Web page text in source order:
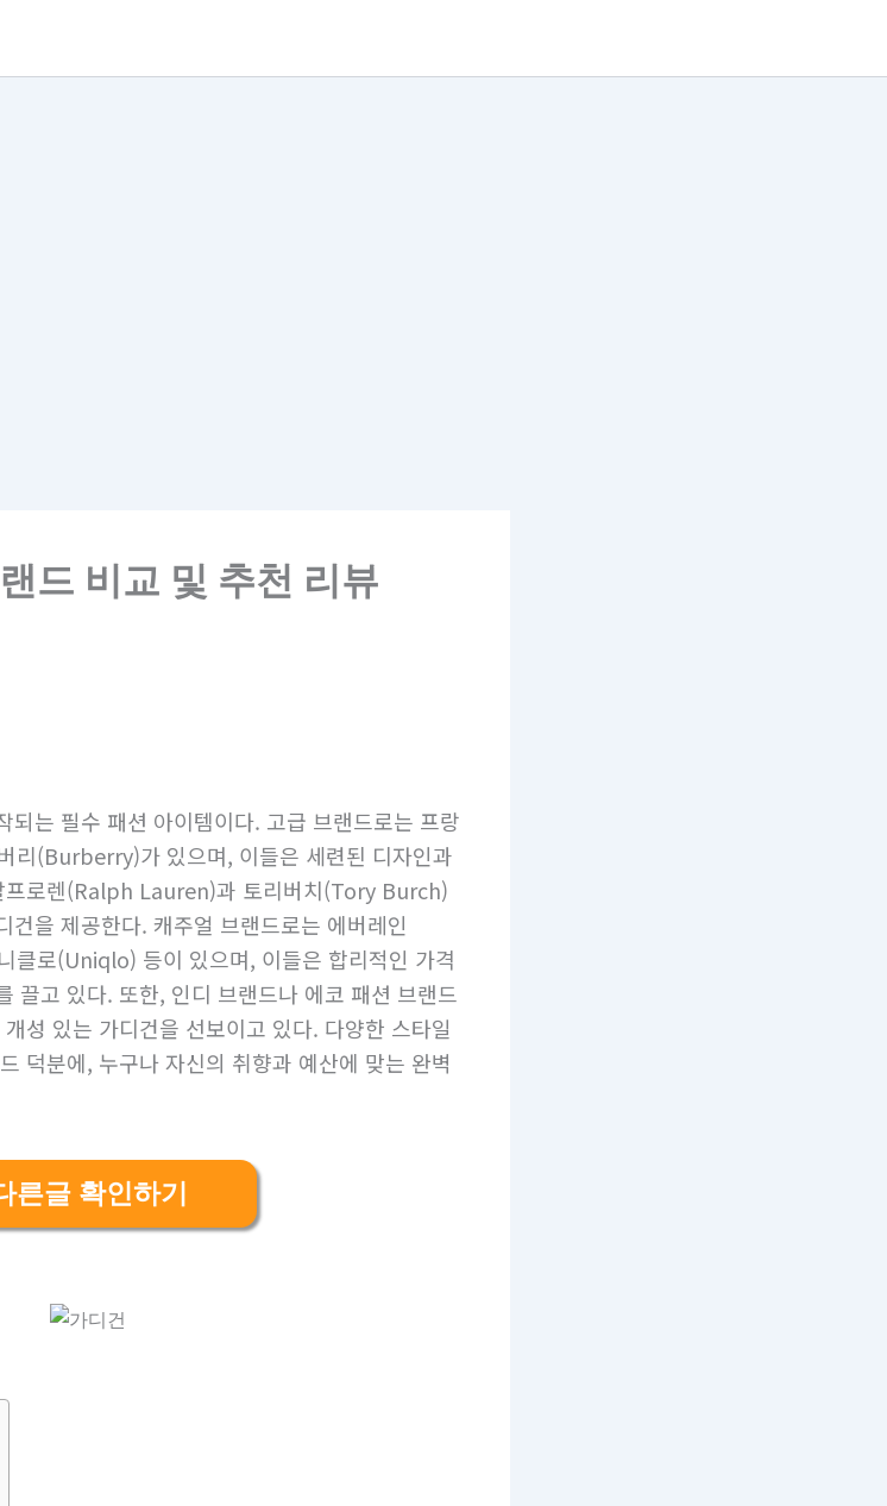
드 비교 및 추천 리뷰
되는 필수 패션 아이템이다. 고급 브랜드로는 프랑
리(Burberry)가 있으며, 이들은 세련된 디자인과
프로렌(Ralph Lauren)과 토리버치(Tory Burch)
건을 제공한다. 캐주얼 브랜드로는 에버레인
로(Uniqlo) 등이 있으며, 이들은 합리적인 가격
끌고 있다. 또한, 인디 브랜드나 에코 패션 브랜드
성 있는 가디건을 선보이고 있다. 다양한 스타일
덕분에, 누구나 자신의 취향과 예산에 맞는 완벽
른글 확인하기